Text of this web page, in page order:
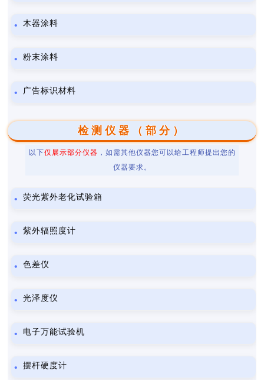
木器涂料
粉末涂料
广告标识材料
检测仪器（部分）
以下仅展示部分仪器 ，如需其他仪器您可以给工程师提出您的
仪器要求。
荧光紫外老化试验箱
紫外辐照度计
色差仪
光泽度仪
电子万能试验机
摆杆硬度计